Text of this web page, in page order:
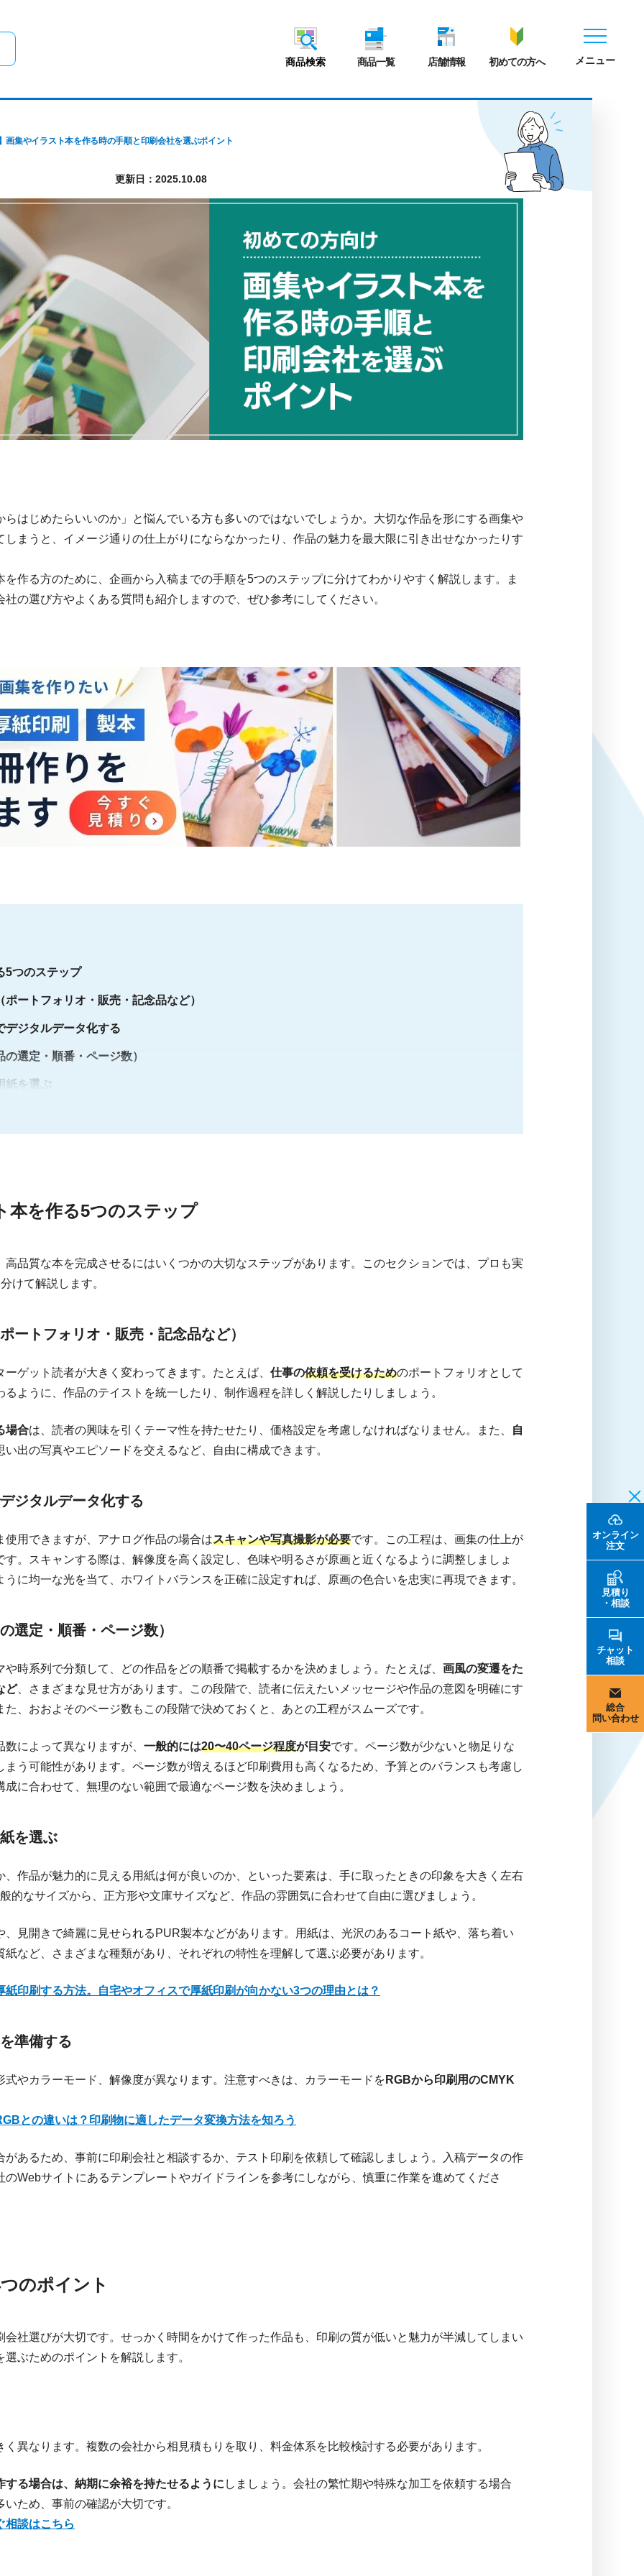
商品検索 商品一覧 店舗情報 初めての方へ メニュー
オンライン
注文
見積り
・相談
チャット
相談
総合
問い合わせ
画集やイラスト本を作る時の手順と印刷会社を選ぶポイント
更新日：2025.10.08
はじめたらいいのか」と悩んでいる方も多いのではないでしょうか。大切な作品を形にする画集や
まうと、イメージ通りの仕上がりにならなかったり、作品の魅力を最大限に引き出せなかったりす
作る方のために、企画から入稿までの手順を5つのステップに分けてわかりやすく解説します。ま
の選び方やよくある質問も紹介しますので、ぜひ参考にしてください。
5つのステップ
ートフォリオ・販売・記念品など）
ジタルデータ化する
選定・順番・ページ数）
紙を選ぶ
に決めればいいですか？
なたの作品を世に広めよう！
本を作る5つのステップ
品質な本を完成させるにはいくつかの大切なステップがあります。このセクションでは、プロも実
けて解説します。
トフォリオ・販売・記念品など）
ゲット読者が大きく変わってきます。たとえば、 仕事の依頼を受けるためのポートフォリオとして
ように、作品のテイストを統一したり、制作過程を詳しく解説したりしましょう。
場合は、読者の興味を引くテーマ性を持たせたり、価格設定を考慮しなければなりません。また、
自
い出の写真やエピソードを交えるなど、自由に構成できます。
ジタルデータ化する
用できますが、アナログ作品の場合はスキャンや写真撮影が必要です。この工程は、画集の仕上が
。スキャンする際は、解像度を高く設定し、色味や明るさが原画と近くなるように調整しましょ
に均一な光を当て、ホワイトバランスを正確に設定すれば、原画の色合いを忠実に再現できます。
選定・順番・ページ数）
時系列で分類して、どの作品をどの順番で掲載するかを決めましょう。たとえば、 画風の変遷をた
ど、さまざまな見せ方があります。この段階で、読者に伝えたいメッセージや作品の意図を明確にす
、おおよそのページ数もこの段階で決めておくと、あとの工程がスムーズです。
によって異なりますが、 一般的には20〜40ページ程度が目安です。ページ数が少ないと物足りな
う可能性があります。ページ数が増えるほど印刷費用も高くなるため、予算とのバランスも考慮し
に合わせて、無理のない範囲で最適なページ数を決めましょう。
を選ぶ
作品が魅力的に見える用紙は何が良いのか、といった要素は、手に取ったときの印象を大きく左右
的なサイズから、正方形や文庫サイズなど、作品の雰囲気に合わせて自由に選びましょう。
見開きで綺麗に見せられるPUR製本などがあります。用紙は、光沢のあるコート紙や、落ち着い
など、さまざまな種類があり、それぞれの特性を理解して選ぶ必要があります。
印刷する方法。自宅やオフィスで厚紙印刷が向かない3つの理由とは？
準備する
やカラーモード、解像度が異なります。注意すべきは、カラーモードを RGBから印刷用のCMYK
との違いは？印刷物に適したデータ変換方法を知ろう
あるため、事前に印刷会社と相談するか、テスト印刷を依頼して確認しましょう。入稿データの作
Webサイトにあるテンプレートやガイドラインを参考にしながら、慎重に作業を進めてくださ
のポイント
社選びが大切です。せっかく時間をかけて作った作品も、印刷の質が低いと魅力が半減してしまい
ぶためのポイントを解説します。
異なります。複数の会社から相見積もりを取り、料金体系を比較検討する必要があります。
る場合は、納期に余裕を持たせるように しましょう。会社の繁忙期や特殊な加工を依頼する場合
ため、事前の確認が大切です。
相談はこちら